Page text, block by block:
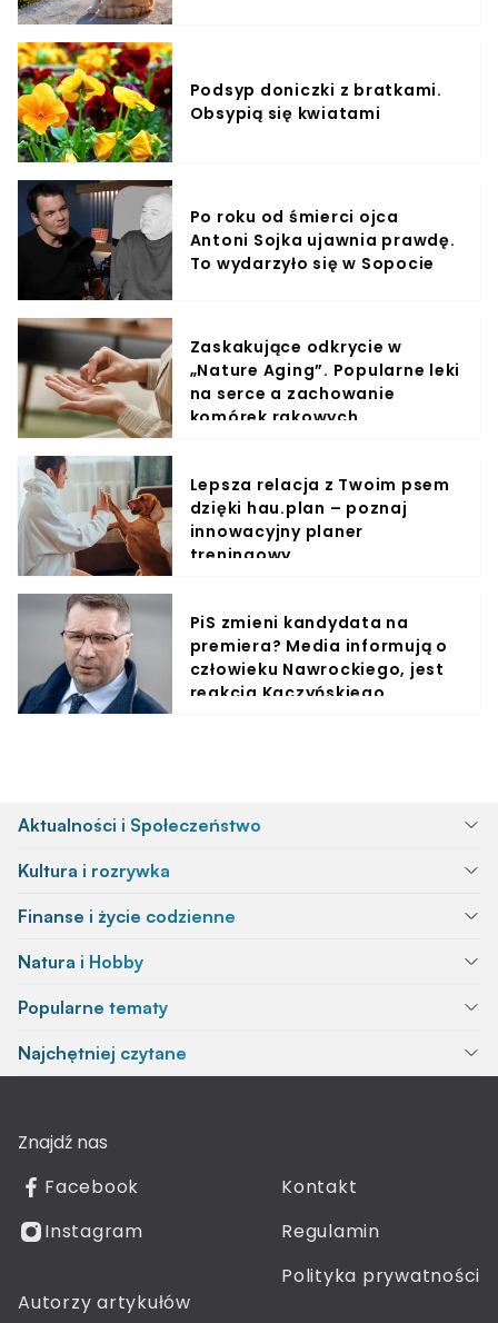
Podsyp doniczki z bratkami.
Obsypią się kwiatami
Po roku od śmierci ojca
Antoni Sojka ujawnia prawdę.
To wydarzyło się w Sopocie
Zaskakujące odkrycie w
„Nature Aging”. Popularne leki
na serce a zachowanie
komórek rakowych
Lepsza relacja z Twoim psem
dzięki hau.plan – poznaj
innowacyjny planer
treningowy
PiS zmieni kandydata na
premiera? Media informują o
człowieku Nawrockiego, jest
reakcja Kaczyńskiego
Aktualności i Społeczeństwo
Kultura i rozrywka
Finanse i życie codzienne
Natura i Hobby
Popularne tematy
Najchętniej czytane
Znajdź nas
Facebook
Instagram
Kontakt
Regulamin
Polityka prywatności
Autorzy artykułów